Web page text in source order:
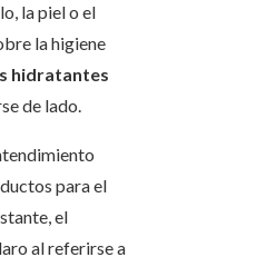
la piel o el
la higiene
hidratantes
de lado.
para el
el
al referirse a